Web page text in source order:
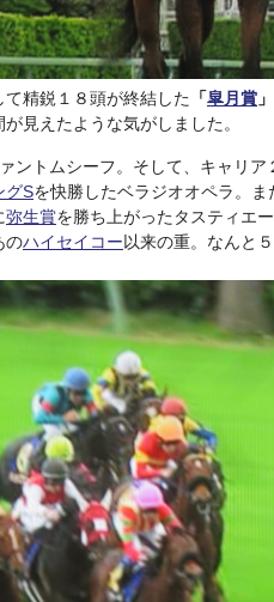
精鋭１８頭が終結した 「皐月賞 」
見えたような気がしました。
ントムシーフ。そして、キャリア
グSを快勝したベラジオオペラ。ま
弥生賞を勝ち上がったタスティエ
のハイセイコー以来の重。なんと